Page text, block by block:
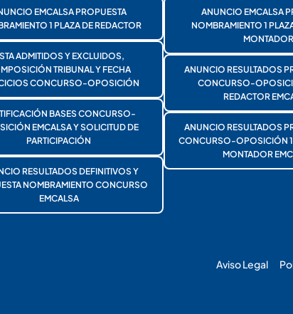
EMCALSA PROPUESTA
1 PLAZA DE REDACTOR
ADMITIDOS Y EXCLUIDOS,
TRIBUNAL Y FECHA
CONCURSO-OPOSICIÓN
BASES CONCURSO-
EMCALSA Y SOLICITUD DE
PARTICIPACIÓN
RESULTADOS DEFINITIVOS Y
NOMBRAMIENTO CONCURSO
EMCALSA
ANUNCIO EMCALSA
NOMBRAMIENTO 1
MONTADOR
ANUNCIO RESULTADOS
CONCURSO-
REDACTOR
ANUNCIO RESULTADOS
CONCURSO-OPOSICIÓN 1
MONTADOR
Aviso Legal